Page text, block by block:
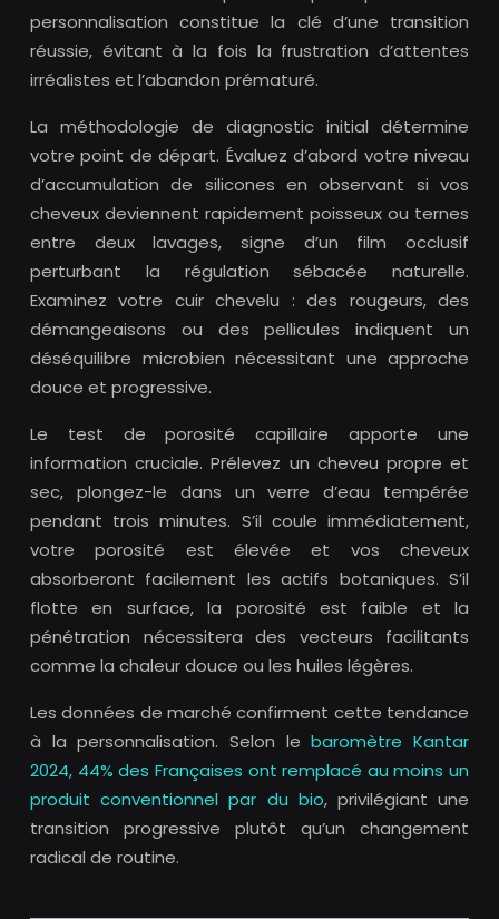
personnalisation constitue la clé d’une transition
réussie, évitant à la fois la frustration d’attentes
irréalistes et l’abandon prématuré.
La méthodologie de diagnostic initial détermine
votre point de départ. Évaluez d’abord votre niveau
d’accumulation de silicones en observant si vos
cheveux deviennent rapidement poisseux ou ternes
entre deux lavages, signe d’un film occlusif
perturbant la régulation sébacée naturelle.
Examinez votre cuir chevelu : des rougeurs, des
démangeaisons ou des pellicules indiquent un
déséquilibre microbien nécessitant une approche
douce et progressive.
Le test de porosité capillaire apporte une
information cruciale. Prélevez un cheveu propre et
sec, plongez-le dans un verre d’eau tempérée
pendant trois minutes. S’il coule immédiatement,
votre porosité est élevée et vos cheveux
absorberont facilement les actifs botaniques. S’il
flotte en surface, la porosité est faible et la
pénétration nécessitera des vecteurs facilitants
comme la chaleur douce ou les huiles légères.
Les données de marché confirment cette tendance
à la personnalisation. Selon lebaromètre Kantar
2024, 44% des Françaises ont remplacé au moins un
produit conventionnel par du bio, privilégiant une
transition progressive plutôt qu’un changement
radical de routine.